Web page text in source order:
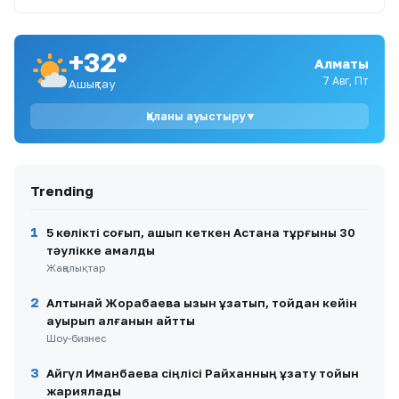
9
BI Group-тың «төбесінен су сорғалаған»
сапасы: Әкімдік кімді жақтайды?
10
Жоқ жылуға ақша өндіру: Ақтау тұрғыны заңсыз
төлем талап еткендерге наразылық білдірді
+32°
Ашықтау
Алматы
7 Авг, Пт
Қаланы ауыстыру ▾
Trending
1
5 көлікті соғып, қашып кеткен Астана тұрғыны 30
тәулікке қамалды
Жаңалықтар
2 Алтынай Жорабаева қызын ұзатып, тойдан кейін
ауырып қалғанын айтты
Шоу-бизнес
3 Айгүл Иманбаева сіңлісі Райханның ұзату тойын
жариялады